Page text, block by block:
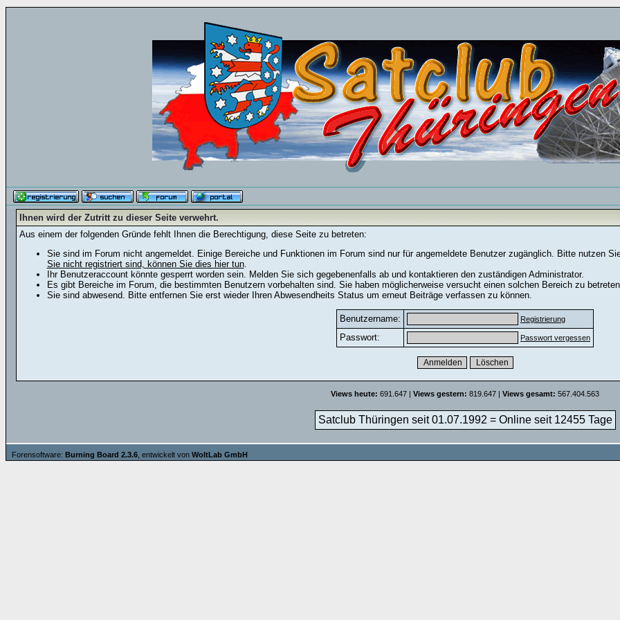
Ihnen wird der Zutritt zu dieser Seite verwehrt.
Aus einem der folgenden Gründe fehlt Ihnen die Berechtigung, diese Seite zu betreten:
Sie sind im Forum nicht angemeldet. Einige Bereiche und Funktionen im Forum sind nur für angemeldete Benutzer zugänglich. Bitte nutzen
Sie nicht registriert sind, können Sie dies hier tun.
Ihr Benutzeraccount könnte gesperrt worden sein. Melden Sie sich gegebenenfalls ab und kontaktieren den zuständigen Administrator.
Es gibt Bereiche im Forum, die bestimmten Benutzern vorbehalten sind. Sie haben möglicherweise versucht einen solchen Bereich zu
Sie sind abwesend. Bitte entfernen Sie erst wieder Ihren Abwesendheits Status um erneut Beiträge verfassen zu können.
Benutzername: Registrierung
Passwort: Passwort vergessen
Views heute: 691.647 | Views gestern: 819.647 | Views gesamt: 567.404.563
Satclub Thüringen seit 01.07.1992 = Online seit 12455 Tage
Forensoftware: Burning Board 2.3.6 , entwickelt von WoltLab GmbH